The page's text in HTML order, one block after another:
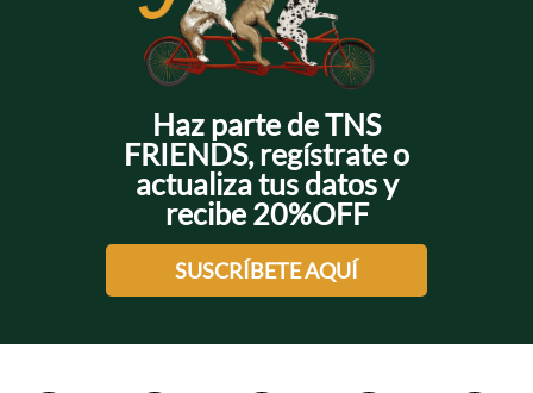
Haz parte de TNS
FRIENDS, regístrate o
actualiza tus datos y
recibe 20%OFF
SUSCRÍBETE AQUÍ